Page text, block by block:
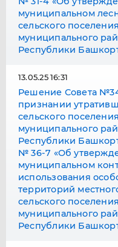
муниципальном
сельского
муниципального
Республики
Решение Совета
признании
сельского
муниципального
Республики
№ 36-7 «Об
муниципальном
использования
территорий
сельского
муниципального
Республики
13.05.25 16:31